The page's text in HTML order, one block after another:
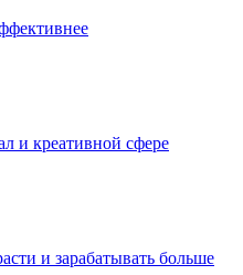
и креативной сфере
и зарабатывать больше